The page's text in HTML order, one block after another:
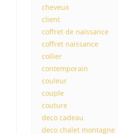
cheveux
client
coffret de naissance
coffret naissance
collier
contemporain
couleur
couple
couture
deco cadeau
deco chalet montagne